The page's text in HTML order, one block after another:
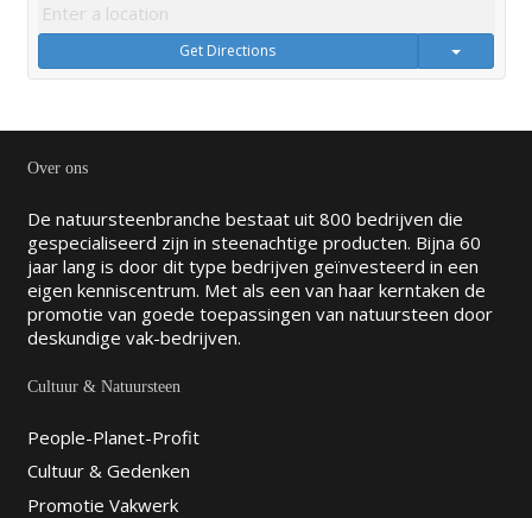
Get Directions
Over ons
De natuursteenbranche bestaat uit 800 bedrijven die
gespecialiseerd zijn in steenachtige producten. Bijna 60
jaar lang is door dit type bedrijven geïnvesteerd in een
eigen kenniscentrum. Met als een van haar kerntaken de
promotie van goede toepassingen van natuursteen door
deskundige vak-bedrijven.
Cultuur & Natuursteen
People-Planet-Profit
Cultuur & Gedenken
Promotie Vakwerk